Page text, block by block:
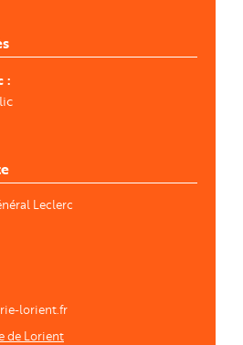
Leclerc
lorient.fr
de Lorient